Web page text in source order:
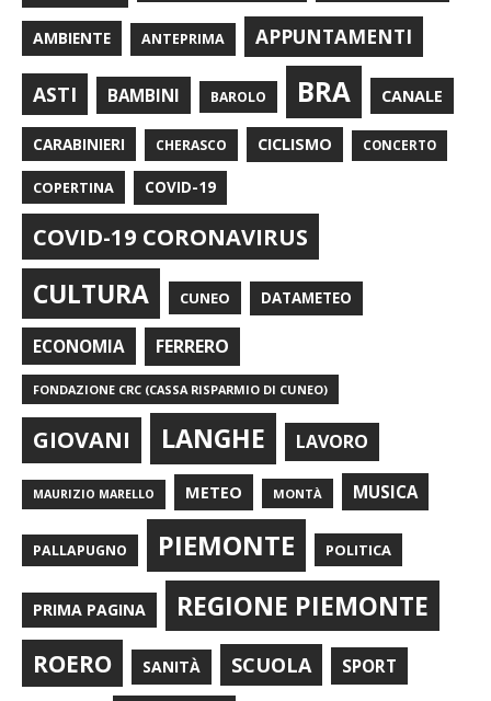
AMBIENTE ANTEPRIMA APPUNTAMENTI
ASTI BAMBINI BAROLO BRA CANALE
CARABINIERI CHERASCO CICLISMO CONCERTO
COPERTINA COVID-19
COVID-19 CORONAVIRUS
CULTURA CUNEO DATAMETEO
ECONOMIA FERRERO
FONDAZIONE CRC (CASSA RISPARMIO DI CUNEO)
GIOVANI LANGHE LAVORO
MAURIZIO MARELLO METEO MONTÀ MUSICA
PALLAPUGNO PIEMONTE POLITICA
PRIMA PAGINA REGIONE PIEMONTE
ROERO SANITÀ SCUOLA SPORT